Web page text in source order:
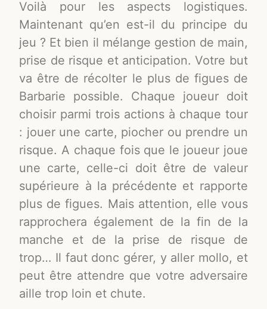
Voilà pour les aspects logistiques.
Maintenant qu’en est-il du principe du
jeu ? Et bien il mélange gestion de main,
prise de risque et anticipation. Votre but
va être de récolter le plus de figues de
Barbarie possible. Chaque joueur doit
choisir parmi trois actions à chaque tour
: jouer une carte, piocher ou prendre un
risque. A chaque fois que le joueur joue
une carte, celle-ci doit être de valeur
supérieure à la précédente et rapporte
plus de figues. Mais attention, elle vous
rapprochera également de la fin de la
manche et de la prise de risque de
trop… Il faut donc gérer, y aller mollo, et
peut être attendre que votre adversaire
aille trop loin et chute.